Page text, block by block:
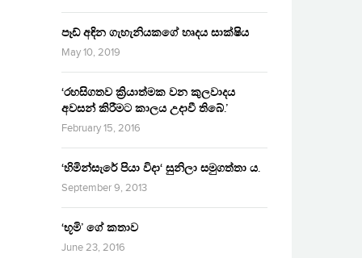
පෑඩ් අඳින ගැහැනියකගේ හෘදය සාක්ෂිය
May 10, 2019
‘රහසිගතව ක්‍රියාත්මක වන කුලවාදය
අවසන් කිරීමට කාලය උදාවී තිබේ.’
February 15, 2016
‘හිමින්සැරේ පියා විදා‘ සුනිලා සමුගත්තා ය.
September 9, 2013
‘භූමි’ ගේ කතාව
June 23, 2016